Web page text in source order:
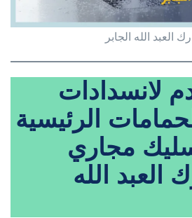
الله الجابر
لانسدادات
الرئيسية
مجاري
العبد الله